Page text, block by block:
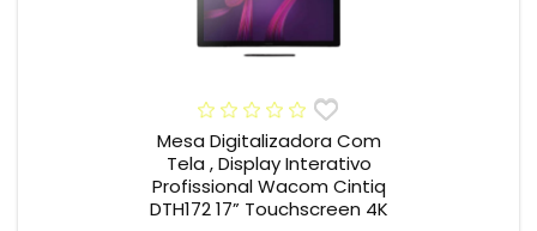
Mesa Digitalizadora Com
Tela , Display Interativo
Profissional Wacom Cintiq
DTH172 17” Touchscreen 4K